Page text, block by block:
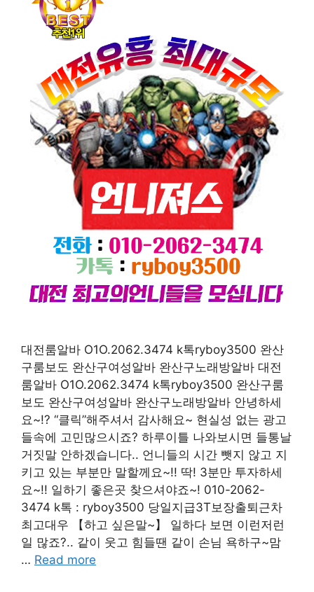
대전룸알바 O1O.2062.3474 k톡ryboy3500 완산
구룸보도 완산구여성알바 완산구노래방알바 대전
룸알바 O1O.2062.3474 k톡ryboy3500 완산구룸
보도 완산구여성알바 완산구노래방알바 안녕하세
요~!? “클릭”해주셔서 감사해요~ 현실성 없는 광고
들속에 고민많으시죠? 하루이틀 나와보시면 들통날
거짓말 안하겠습니다.. 언니들의 시간 뺏지 않고 지
키고 있는 부분만 말할께요~!! 딱! 3분만 투자하세
요~!! 일하기 좋은곳 찾으셔야죠~! 010-2062-
3474 k톡 : ryboy3500 당일지급3T보장출퇴근차
최고대우 【하고 싶은말~】 일하다 보면 이런저런
일 많죠?.. 같이 웃고 힘들땐 같이 손님 욕하구~맘
… Read more